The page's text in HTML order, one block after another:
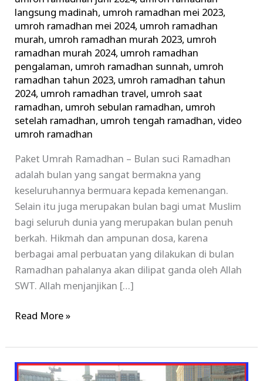
langsung madinah, umroh ramadhan mei 2023,
umroh ramadhan mei 2024, umroh ramadhan
murah, umroh ramadhan murah 2023, umroh
ramadhan murah 2024, umroh ramadhan
pengalaman, umroh ramadhan sunnah, umroh
ramadhan tahun 2023, umroh ramadhan tahun
2024, umroh ramadhan travel, umroh saat
ramadhan, umroh sebulan ramadhan, umroh
setelah ramadhan, umroh tengah ramadhan,video
umroh ramadhan
Paket Umrah Ramadhan – Bulan suci Ramadhan
adalah bulan yang sangat bermakna yang
keseluruhannya bermuara kepada kemenangan.
Selain itu juga merupakan bulan bagi umat Muslim
bagi seluruh dunia yang merupakan bulan penuh
berkah. Hikmah dan ampunan dosa, karena
berbagai amal perbuatan yang dilakukan di bulan
Ramadhan pahalanya akan dilipat ganda oleh Allah
SWT. Allah menjanjikan […]
Read More »
AlHijaz